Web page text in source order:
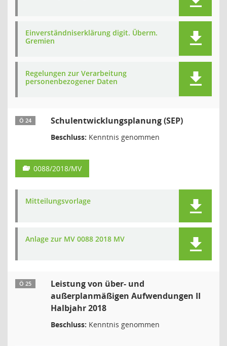
Einverständniserklärung digit. Überm.
Gremien
Regelungen zur Verarbeitung
personenbezogener Daten
Ö 24 Schulentwicklungsplanung (SEP)
Beschluss: Kenntnis genommen
0088/2018/MV
Mitteilungsvorlage
Anlage zur MV 0088 2018 MV
Ö 25
Leistung von über- und
außerplanmäßigen Aufwendungen II
Halbjahr 2018
Beschluss: Kenntnis genommen